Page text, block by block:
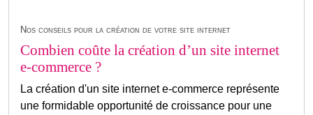
Nos conseils pour la création de votre site internet
Combien coûte la création d’un site internet
e-commerce ?
La création d'un site internet e-commerce représente
une formidable opportunité de croissance pour une